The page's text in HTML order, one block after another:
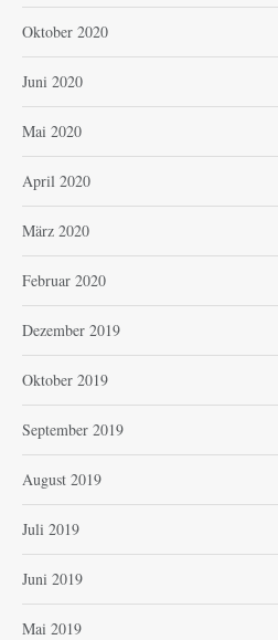
Oktober 2020
Juni 2020
Mai 2020
April 2020
März 2020
Februar 2020
Dezember 2019
Oktober 2019
September 2019
August 2019
Juli 2019
Juni 2019
Mai 2019